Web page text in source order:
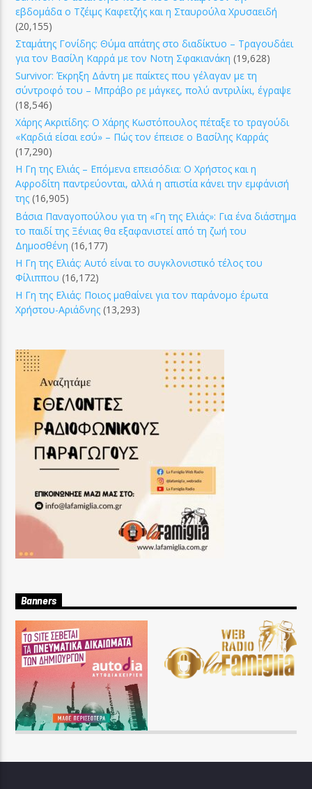
εβδομάδα ο Τζέιμς Καφετζής και η Σταυρούλα Χρυσαειδή
(20,155)
Σταμάτης Γονίδης: Θύμα απάτης στο διαδίκτυο – Τραγουδάει
για τον Βασίλη Καρρά με τον Νοτη Σφακιανάκη (19,628)
Survivor: Έκρηξη Δάντη με παίκτες που γέλαγαν με τη
σύντροφό του – Μπράβο ρε μάγκες, πολύ αντριλίκι, έγραψε
(18,546)
Χάρης Ακριτίδης: Ο Χάρης Κωστόπουλος πέταξε το τραγούδι
«Καρδιά είσαι εσύ» – Πώς τον έπεισε ο Βασίλης Καρράς
(17,290)
Η Γη της Ελιάς – Επόμενα επεισόδια: Ο Χρήστος και η
Αφροδίτη παντρεύονται, αλλά η απιστία κάνει την εμφάνισή
της (16,905)
Βάσια Παναγοπούλου για τη «Γη της Ελιάς»: Για ένα διάστημα
το παιδί της Ξένιας θα εξαφανιστεί από τη ζωή του
Δημοσθένη (16,177)
Η Γη της Ελιάς: Αυτό είναι το συγκλονιστικό τέλος του
Φίλιππου (16,172)
Η Γη της Ελιάς: Ποιος μαθαίνει για τον παράνομο έρωτα
Χρήστου-Αριάδνης (13,293)
Banners